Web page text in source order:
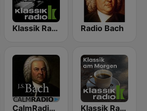
Klassik Radio Piano Radio Bach
CalmRadio.com - Bach Klassik Radio Klassik am Morgen